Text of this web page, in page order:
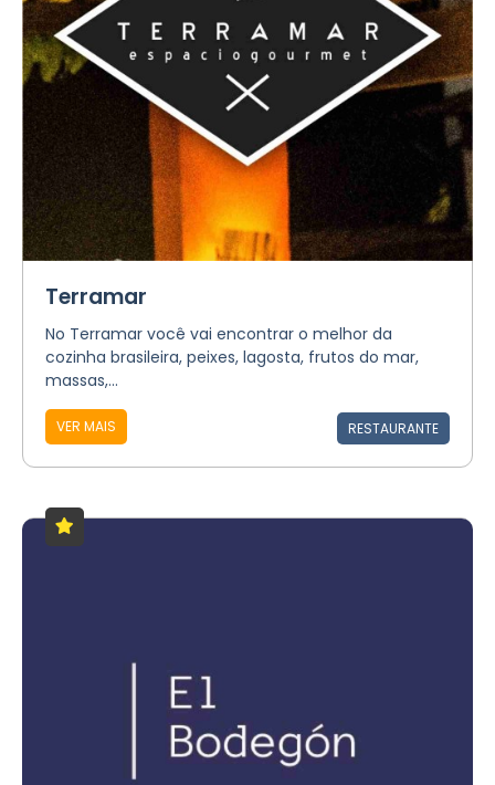
Terramar
No Terramar você vai encontrar o melhor da
cozinha brasileira, peixes, lagosta, frutos do mar,
massas,...
VER MAIS RESTAURANTE